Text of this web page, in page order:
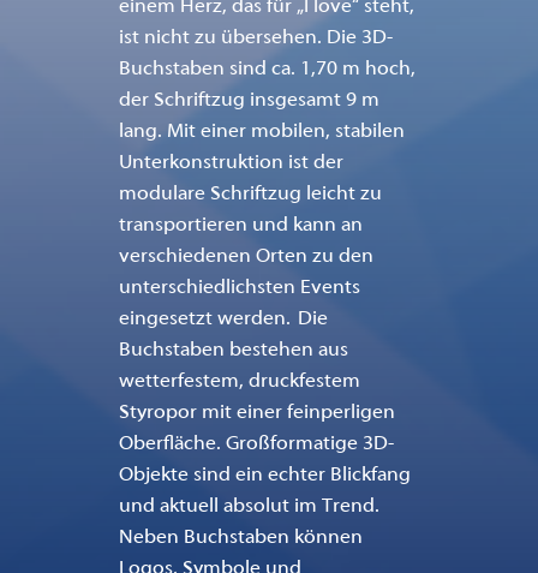
einem Herz, das für „I love“ steht,
ist nicht zu übersehen. Die 3D-
Buchstaben sind ca. 1,70 m hoch,
der Schriftzug insgesamt 9 m
lang. Mit einer mobilen, stabilen
Unterkonstruktion ist der
modulare Schriftzug leicht zu
transportieren und kann an
verschiedenen Orten zu den
unterschiedlichsten Events
eingesetzt werden. Die
Buchstaben bestehen aus
wetterfestem, druckfestem
Styropor mit einer feinperligen
Oberfläche. Großformatige 3D-
Objekte sind ein echter Blickfang
und aktuell absolut im Trend.
Neben Buchstaben können
Logos, Symbole und